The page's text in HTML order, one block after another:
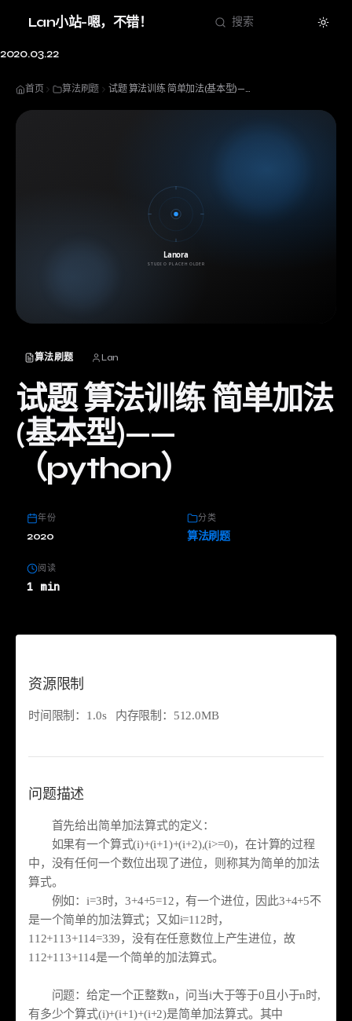
Lan小站-嗯，不错！ 搜索
Theme
2020.03.22
首页 算法刷题 试题 算法训练 简单加法(基本型)——（python）
算法刷题 Lan
试题 算法训练 简单加法
(基本型)——
（python）
年份
2020
分类
算法刷题
阅读
1 min
资源限制
时间限制：1.0s 内存限制：512.0MB
问题描述
首先给出简单加法算式的定义：
如果有一个算式(i)+(i+1)+(i+2),(i>=0)，在计算的过程
中，没有任何一个数位出现了进位，则称其为简单的加法
算式。
例如：i=3时，3+4+5=12，有一个进位，因此3+4+5不
是一个简单的加法算式；又如i=112时，
112+113+114=339，没有在任意数位上产生进位，故
112+113+114是一个简单的加法算式。
问题：给定一个正整数n，问当i大于等于0且小于n时,
有多少个算式(i)+(i+1)+(i+2)是简单加法算式。其中